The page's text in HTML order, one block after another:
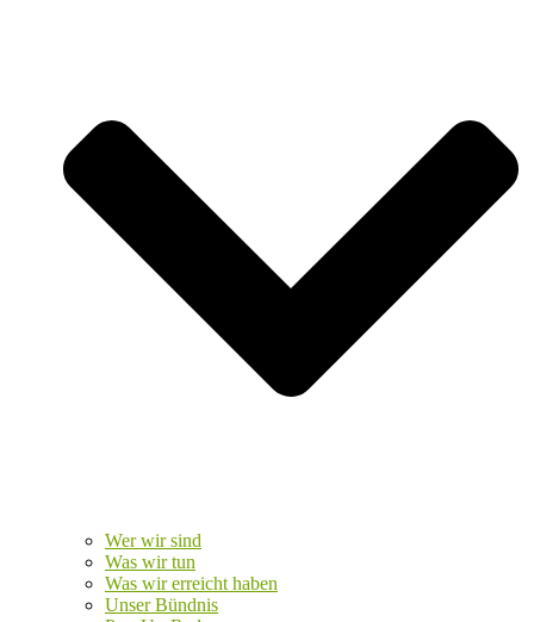
Wer wir sind
Was wir tun
Was wir erreicht haben
Unser Bündnis